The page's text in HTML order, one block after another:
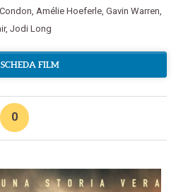
, Amélie Hoeferle, Gavin Warren,
, Jodi Long
SCHEDA FILM
0